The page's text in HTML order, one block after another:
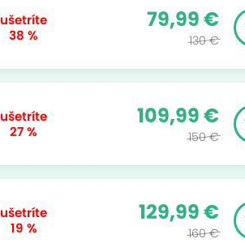
ušetríte
38 %
79,99 €
130 €
ušetríte
27 %
109,99 €
150 €
ušetríte
19 %
129,99 €
160 €